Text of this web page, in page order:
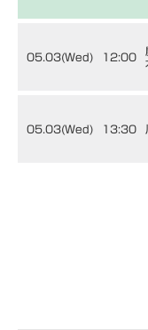
05.03(Wed) 12:00
05.03(Wed) 13:30